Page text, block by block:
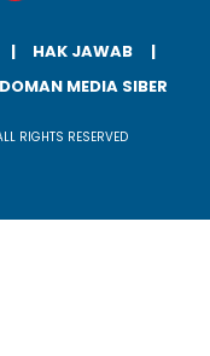
HAK JAWAB
MEDIA SIBER
RIGHTS RESERVED